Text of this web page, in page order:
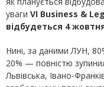
уваги VI Business &
відбудеться 4
Нині, за даними ЛУН,
20% — повністю
Львівська, Івано-